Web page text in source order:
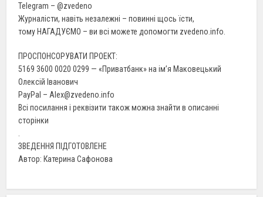
Telegram – @zvedeno
Журналісти, навіть незалежні – повинні щось їсти,
тому НАГАДУЄМО – ви всі можете допомогти zvedeno.info.
ПРОСПОНСОРУВАТИ ПРОЕКТ:
5169 3600 0020 0299 — «Приватбанк» на ім’я Маковецький
Олексій Іванович
PayPal – Alex@zvedeno.info
Всі посилання і реквізити також можна знайти в описанні
сторінки
ЗВЕДЕННЯ ПІДГОТОВЛЕНЕ
Автор: Катерина Сафонова